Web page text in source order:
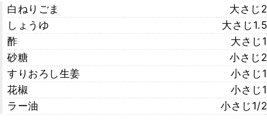
白ねりごま
大さじ2
しょうゆ
大さじ1.5
酢
大さじ1
砂糖
小さじ2
すりおろし生姜
小さじ1
花椒
小さじ1
ラー油
小さじ1/2